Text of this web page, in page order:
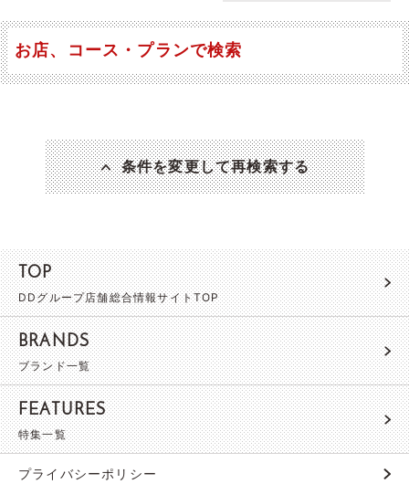
お店、コース・プランで検索
条件を変更して再検索する
TOP
DDグループ店舗総合情報サイトTOP
BRANDS
ブランド一覧
FEATURES
特集一覧
プライバシーポリシー